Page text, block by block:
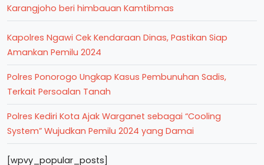
Karangjoho beri himbauan Kamtibmas
Kapolres Ngawi Cek Kendaraan Dinas, Pastikan Siap
Amankan Pemilu 2024
Polres Ponorogo Ungkap Kasus Pembunuhan Sadis,
Terkait Persoalan Tanah
Polres Kediri Kota Ajak Warganet sebagai “Cooling
System” Wujudkan Pemilu 2024 yang Damai
[wpvy_popular_posts]